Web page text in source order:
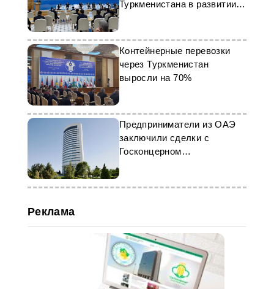
Туркменистана в развитии
нефтехимии
Контейнерные перевозки
через Туркменистан
выросли на 70%
Предприниматели из ОАЭ
заключили сделки с
Госконцерном
Реклама